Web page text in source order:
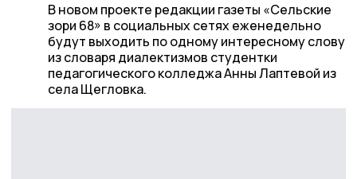
В новом проекте редакции газеты «Сельские
зори 68» в социальных сетях еженедельно
будут выходить по одному интересному слову
из словаря диалектизмов студентки
педагогического колледжа Анны Лаптевой из
села Щегловка.